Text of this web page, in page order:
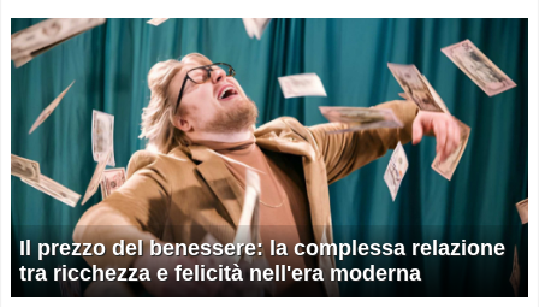
Il prezzo del benessere: la complessa relazione
tra ricchezza e felicità nell'era moderna